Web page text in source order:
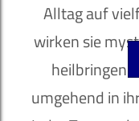
Alltag auf
wirken sie
umgehend in